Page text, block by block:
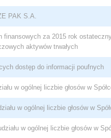
PAK S.A.
finansowych za 2015 rok
aktywów trwałych
dostęp do informacji poufnych
w ogólnej liczbie głosów w
w ogólnej liczbie głosów w
w ogólnej liczbie głosów w